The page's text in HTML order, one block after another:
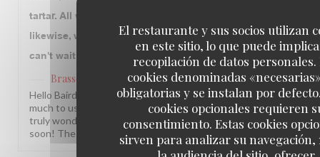
El restaurante y sus socios utilizan
en este sitio, lo que puede
recopilación de datos personales.
cookies denominadas
obligatorias y se instalan por
cookies opcionales requieren
consentimiento. Estas cookies
sirven para analizar su
tartar. All were delicious and we'll prepared. Dessert,
likewise, was great, especially the tarte tartin. We
can't wait to return. Merci!
Brasserie Lipp
ha respondido a su opinión
Hello Baird, What a joy to read this! Your loyalty means so
much to us, and knowing each visit has been memorable is
truly wonderful. We look forward to welcoming you back
soon! The Brasserie Lipp team!